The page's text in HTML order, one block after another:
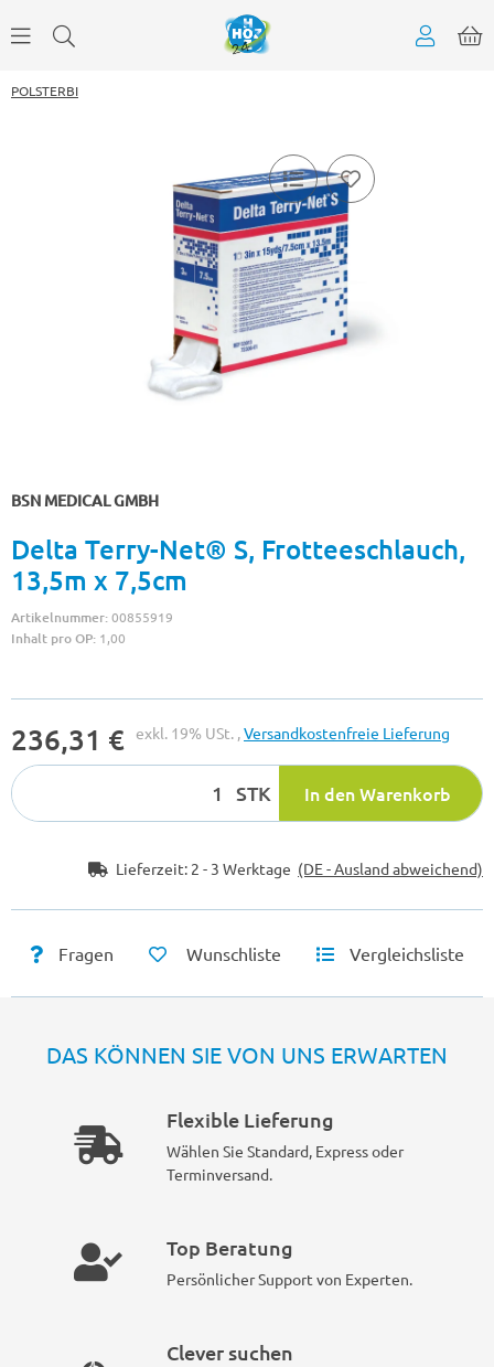
POLSTERBI
BSN MEDICAL GMBH
Delta Terry-Net® S, Frotteeschlauch,
13,5m x 7,5cm
Artikelnummer:00855919
Inhalt pro OP: 1,00
236,31 € exkl. 19% USt. ,Versandkostenfreie Lieferung
STK In den Warenkorb
Lieferzeit: 2 - 3 Werktage (DE - Ausland abweichend)
Fragen Wunschliste Vergleichsliste
DAS KÖNNEN SIE VON UNS ERWARTEN
Flexible Lieferung
Wählen Sie Standard, Express oder
Terminversand.
Top Beratung
Persönlicher Support von Experten.
Clever suchen